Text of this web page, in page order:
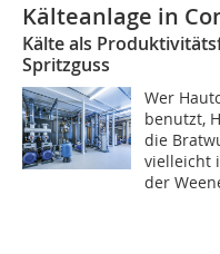
Kälteanlage in
Kälte als
Spritzguss
Wer
benutzt,
die
vielleicht
der